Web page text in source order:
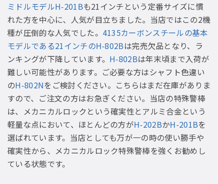
ミドルモデルH-201Bも21インチという定番サイズに慣
れた方を中心に、人気が目立ちました。当店ではこの2機
種が圧倒的な人気でした。 4135カーボンスチールの基本
モデルである21インチのH-802Bは完売欠品となり、ラ
ンキングが下降しています。 H-802Bは年末頃まで入荷が
難しい可能性があります。ご必要な方はシャフト色違い
のH-802Nをご検討ください。こちらはまだ在庫がありま
すので、ご注文の方はお急ぎください。当店の特殊警棒
は、メカニカルロックという確実性とアルミ合金という
軽量な点において、ほとんどの方がH-202BかH-201Bを
選ばれています。当店としても万が一の時の使い勝手や
確実性から、メカニカルロック特殊警棒を強くお勧めし
ている状態です。